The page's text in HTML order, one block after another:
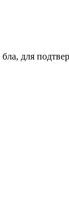
для